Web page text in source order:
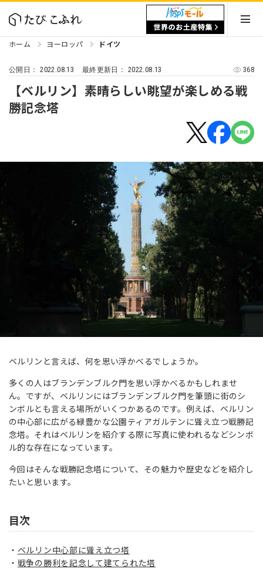
ホーム ヨーロッパ ドイツ
公開日：2022.08.13 最終更新日： 2022.08.13 368
【ベルリン】素晴らしい眺望が楽しめる戦
勝記念塔
ベルリンと言えば、何を思い浮かべるでしょうか。
多くの人はブランデンブルク門を思い浮かべるかもしれませ
ん。ですが、ベルリンにはブランデンブルク門を筆頭に街のシ
ンボルとも言える場所がいくつかあるのです。例えば、ベルリン
の中心部に広がる緑豊かな公園ティアガルテンに聳え立つ戦勝記
念塔。それはベルリンを紹介する際に写真に使われるなどシンボ
ル的な存在になっています。
今回はそんな戦勝記念塔について、その魅力や歴史などを紹介し
たいと思います。
目次
ベルリン中心部に聳え立つ塔
戦争の勝利を記念して建てられた塔